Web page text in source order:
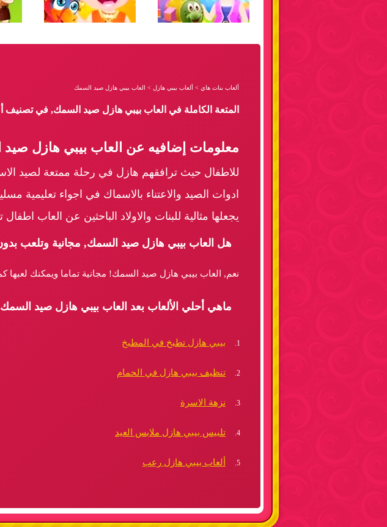
ألعاب بنات هاي > ألعاب بيبي هازل > العاب بيبي هازل صيد السمك
المتعة الكاملة في العاب بيبي هازل صيد السمك, في تصنيف
معلومات إضافيه عن العاب بيبي هازل
للاطفال حيث ترافقهم هازل في رحلة ممتعة لصيد
ادوات الصيد والاعتناء بالاسماك في اجواء تعليمية
يجعلها مثالية للبنات والاولاد الباحثين عن العاب
هل العاب بيبي هازل صيد السمك, مجانية وتلعب
نعم, العاب بيبي هازل صيد السمك! مجانية تماما ويمكنك
ماهي أحلي الألعاب بعد العاب بيبي هازل صيد
بيبي هازل تطبخ في المطبخ
تنظيف بيبي هازل في الحمام
نزهة الاسرة
تلبيس بيبي هازل ملابس العيد
ألعاب بيبي هازل رعب